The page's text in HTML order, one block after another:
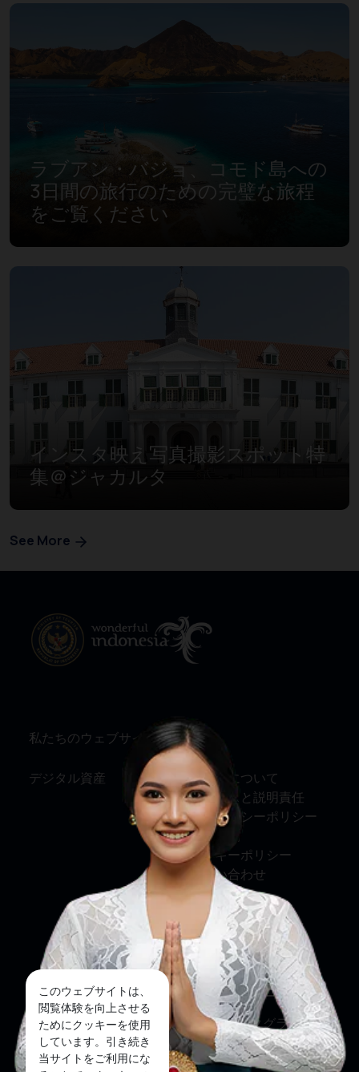
このウェブサイトは、
閲覧体験を向上させる
ためにクッキーを使用
しています。引き続き
当サイトをご利用にな
ラブアン・バジョ、コモド島への
3日間の旅行のための完璧な旅程
をご覧ください
インスタ映え写真撮影スポット特
集＠ジャカルタ
See More
私たちのウェブサイト
デジタル資産
情報
私たちについて
サービスと説明責任
プライバシーポリシー
利用規約
クッキーポリシー
お問い合わせ
ソーシャルメディア
フェイスブック
ツイッター
インスタグラム
ユーチューブ